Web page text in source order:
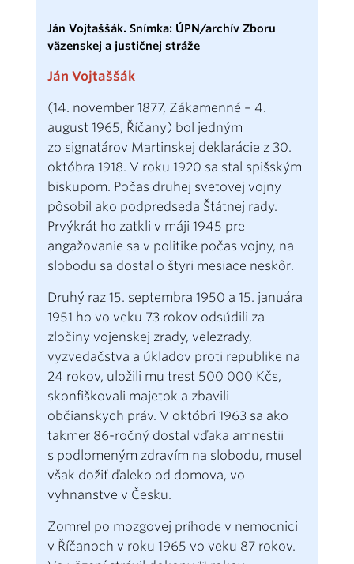
Ján Vojtaššák. Snímka: ÚPN/archív Zboru
väzenskej a justičnej stráže
Ján Vojtaššák
(14. november 1877, Zákamenné – 4.
august 1965, Říčany) bol jedným
zo signatárov Martinskej deklarácie z 30.
októbra 1918. V roku 1920 sa stal spišským
biskupom. Počas druhej svetovej vojny
pôsobil ako podpredseda Štátnej rady.
Prvýkrát ho zatkli v máji 1945 pre
angažovanie sa v politike počas vojny, na
slobodu sa dostal o štyri mesiace neskôr.
Druhý raz 15. septembra 1950 a 15. januára
1951 ho vo veku 73 rokov odsúdili za
zločiny vojenskej zrady, velezrady,
vyzvedačstva a úkladov proti republike na
24 rokov, uložili mu trest 500 000 Kčs,
skonfiškovali majetok a zbavili
občianskych práv. V októbri 1963 sa ako
takmer 86-ročný dostal vďaka amnestii
s podlomeným zdravím na slobodu, musel
však dožiť ďaleko od domova, vo
vyhnanstve v Česku.
Zomrel po mozgovej príhode v nemocnici
v Říčanoch v roku 1965 vo veku 87 rokov.